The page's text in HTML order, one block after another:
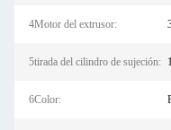
4Motor del extrusor:
5tirada del cilindro de sujeción:
6Color: